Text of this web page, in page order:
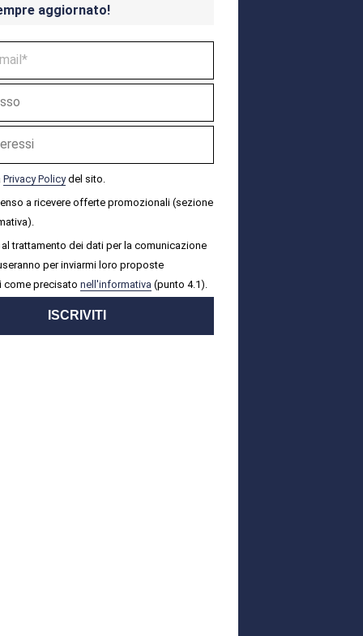
aggiornato!
Privacy Policydel sito.
a ricevere offerte promozionali (sezione
trattamento dei dati per la comunicazione
per inviarmi loro proposte
come precisato nell'informativa (punto 4.1).
ISCRIVITI